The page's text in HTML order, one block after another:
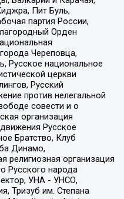
Пит Буль,
партия России,
Орден
Череповца,
Русское национальное
церкви
Русский
против нелегальной
совести и о
организация
Русское
Братство, Клуб
Динамо,
религиозная организация
Русского народа
УНА - УНСО,
Тризуб им. Степана